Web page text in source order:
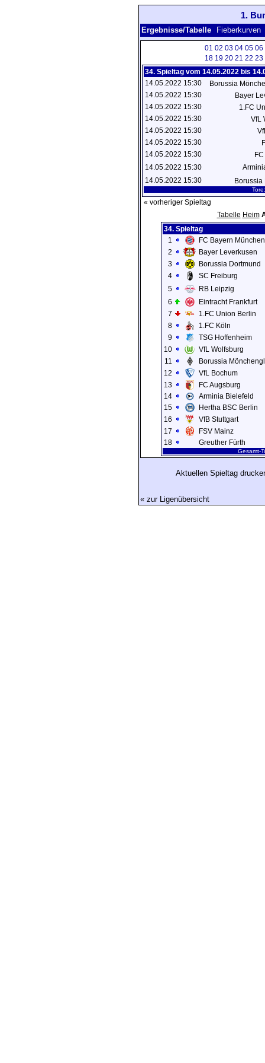
1.
Ergebnisse/Tabelle Fieberkurven
01 02 03 04 05 06
18 19 20 21 22 23
34. Spieltag vom 14.05.2022 bis
14.05.2022 15:30
Borussia
14.05.2022 15:30
Bayer
14.05.2022 15:30
1.FC
14.05.2022 15:30
VfL
14.05.2022 15:30
14.05.2022 15:30
14.05.2022 15:30
14.05.2022 15:30
14.05.2022 15:30
« vorheriger Spieltag
Tabelle Heim
34. Spieltag
1
FC Bayern München
2
Bayer Leverkusen
3
Borussia Dortmund
4
SC Freiburg
5
RB Leipzig
6
Eintracht Frankfurt
7
1.FC Union Berlin
8
1.FC Köln
9
TSG Hoffenheim
10
VfL Wolfsburg
11
Borussia
12
VfL Bochum
13
FC Augsburg
14
Arminia Bielefeld
15
Hertha BSC Berlin
16
VfB Stuttgart
17
FSV Mainz
18
Greuther Fürth
Gesamt-
Aktuellen Spieltag
« zur Ligenübersicht